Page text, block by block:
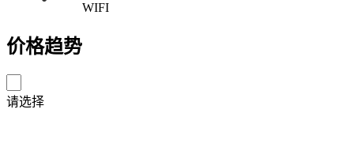
WIFI
价格趋势
请选择